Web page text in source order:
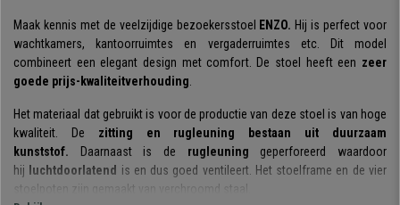
Maak kennis met de veelzijdige bezoekersstoel ENZO. Hij is perfect voor
wachtkamers, kantoorruimtes en vergaderruimtes etc. Dit model
combineert een elegant design met comfort. De stoel heeft een zeer
goede prijs-kwaliteitverhouding.
Het materiaal dat gebruikt is voor de productie van deze stoel is van hoge
kwaliteit. De zitting en rugleuning bestaan uit duurzaam
kunststof. Daarnaast is de rugleuning geperforeerd waardoor
hij luchtdoorlatend is en dus goed ventileert. Het stoelframe en de vier
stoelpoten zijn gemaakt van verchroomd staal.